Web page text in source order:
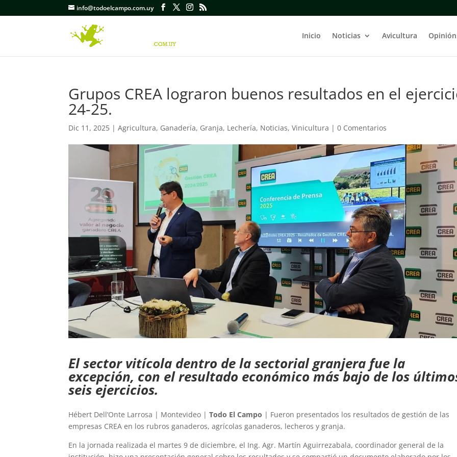
info@todoelcampo.com.uy
Inicio Noticias Avicultura Opinión
Grupos CREA lograron buenos resultados en el
24-25.
Dic 11, 2025 |Agricultura, Ganadería, Granja, Lechería, Noticias,Vinicultura |0 Comentarios
El sector vitícola dentro de la sectorial granjera fue la
excepción, con el resultado económico más bajo de los
seis ejercicios.
Hébert Dell’Onte Larrosa | Montevideo |Todo El Campo | Fueron presentados los resultados de gestión de las
empresas CREA en los rubros ganaderos, agrícolas ganaderos, lecheros y granja.
En la jornada realizada el martes 9 de diciembre, el Ing. Agr. Martín Aguirrezabala, coordinador general de la